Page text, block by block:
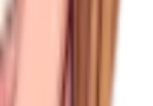
senare?
yoga?